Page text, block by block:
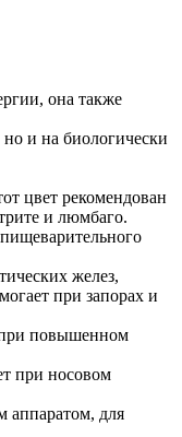
она также
и на биологически
цвет рекомендован
и люмбаго.
желез,
при запорах и
при повышенном
при носовом
аппаратом, для